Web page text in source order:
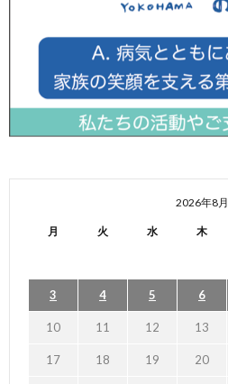
2026年8月
月 火 水 木
3 4 5 6
10 11 12 13
17 18 19 20